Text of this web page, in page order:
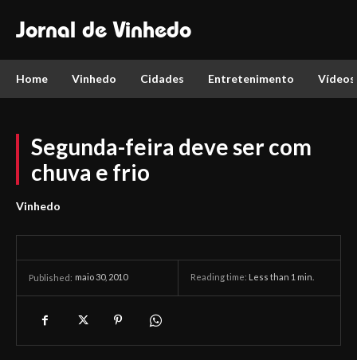
Jornal de Vinhedo
Home Vinhedo Cidades Entretenimento Vídeos
Segunda-feira deve ser com
chuva e frio
Vinhedo
Published: maio 30, 2010 Reading time: Less than 1 min.